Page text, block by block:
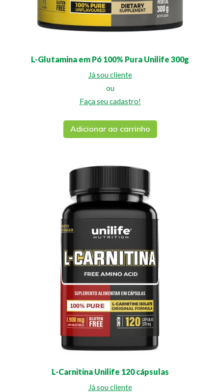
L-Glutamina em Pó 100% Pura Unilife 300g
Já sou cliente
ou
Faça seu cadastro!
Adicionar ao carrinho
L-Carnitina Unilife 120 cápsulas
Já sou cliente